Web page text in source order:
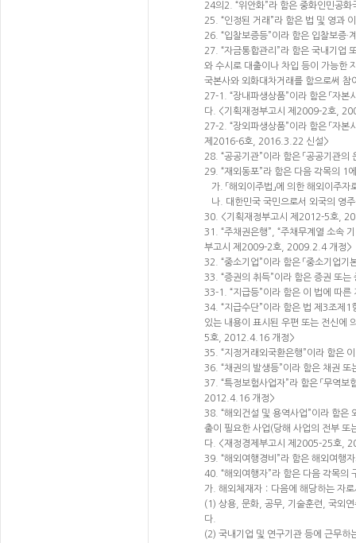
24의2. “위안화”라 함은 중화인민공
25. “인정된 거래”라 함은 법 및 영과
26. “입찰보증등”이라 함은 입찰보증·
27. “자금통합관리”라 함은 국내기업
와 수시로 대출이나 차입 등이 가능한
국본사와 외화대차거래를 함으로써
27-1. “장내파생상품”이라 함은 「자
다. <기획재정부고시 제2009-2호,
27-2. “장외파생상품”이라 함은 「자
제2016-6호, 2016.3.22 신설>
28. “공공기관”이라 함은 「공공기관
29. “재외동포”라 함은 다음 각목의 1
가. 「해외이주법」에 의한 해외이주
나. 대한민국 국민으로서 외국의 영
30. <기획재정부고시 제2012-5호,
31. “주채권은행”, “주채무계열 소속
부고시 제2009-2호, 2009.2.4 개정>
32. “중소기업”이라 함은 「중소기업기
33. “증권의 취득”이라 함은 증권 또
33-1. “지급등”이라 함은 이 법에 따
34. “지급수단”이라 함은 법 제3조제1
있는 내용이 표시된 우편 또는 전신에
5호, 2012.4.16 개정>
35. “지정거래외국환은행”이라 함은
36. “채권의 발생등”이라 함은 채권 또
37. “특정보험사업자”라 함은 「무역
2012.4.16 개정>
38. “해외건설 및 용역사업”이라 함은
출이 필요한 사업(당해 사업의 전부 또
다. <재정경제부고시 제2005-25호,
39. “해외여행경비”라 함은 해외여행
40. “해외여행자”라 함은 다음 각목의
가. 해외체재자：다음에 해당하는 자
(1) 상용, 문화, 공무, 기술훈련, 국외
다.
(2) 국내기업 및 연구기관 등에 근무하